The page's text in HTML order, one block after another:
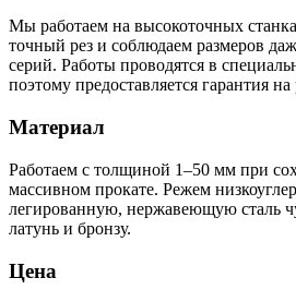
Мы работаем на высокоточных
точный рез и соблюдаем размеров
серий. Работы проводятся в
поэтому предоставляется гарантия на
Материал
Работаем с толщиной 1–50 мм при
массивном прокате. Режем
легированную, нержавеющую сталь
латунь и бронзу.
Цена